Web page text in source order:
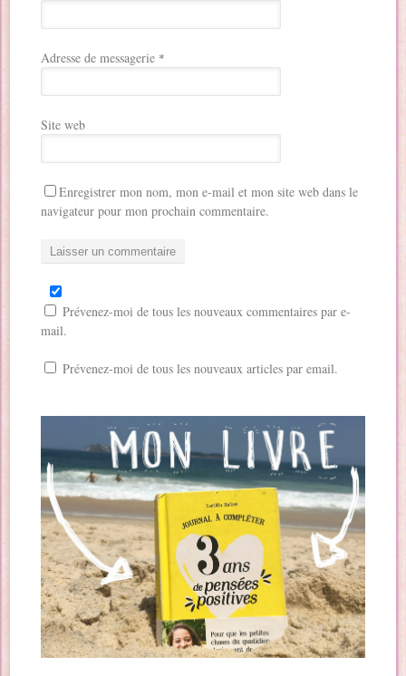
Adresse de messagerie *
Site web
Enregistrer mon nom, mon e-mail et mon site web dans le
navigateur pour mon prochain commentaire.
Prévenez-moi de tous les nouveaux commentaires par e-
mail.
Prévenez-moi de tous les nouveaux articles par email.